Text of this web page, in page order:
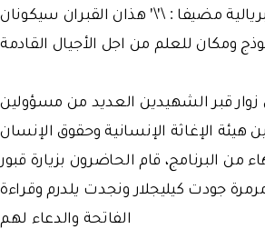
مضيفا : \'\' هذان القبران سيكونان
ومكان للعلم من اجل الأجيال القادمة
قبر الشهيدين العديد من مسؤولين
الإغاثة الإنسانية وحقوق الإنسان
من البرنامج، قام الحاضرون بزيارة قبور
جودت كيليجلار ونجدت يلدرم وقراءة
الفاتحة والدعاء لهم